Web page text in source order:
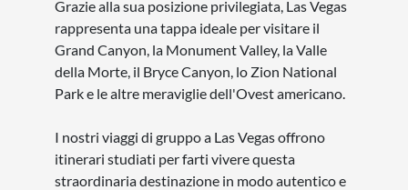
Grazie alla sua posizione privilegiata, Las Vegas
rappresenta una tappa ideale per visitare il
Grand Canyon, la Monument Valley, la Valle
della Morte, il Bryce Canyon, lo Zion National
Park e le altre meraviglie dell'Ovest americano.
I nostri viaggi di gruppo a Las Vegas offrono
itinerari studiati per farti vivere questa
straordinaria destinazione in modo autentico e